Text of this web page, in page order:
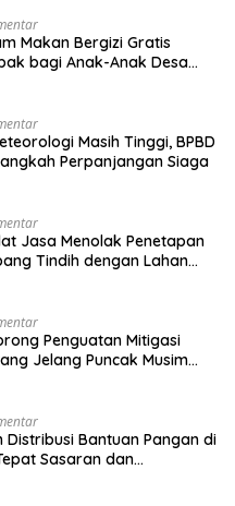
Makan Bergizi Gratis
bagi Anak-Anak Desa
Masih Tinggi, BPBD
Perpanjangan Siaga
Jasa Menolak Penetapan
Tindih dengan Lahan
Penguatan Mitigasi
Jelang Puncak Musim
Distribusi Bantuan Pangan di
Sasaran dan